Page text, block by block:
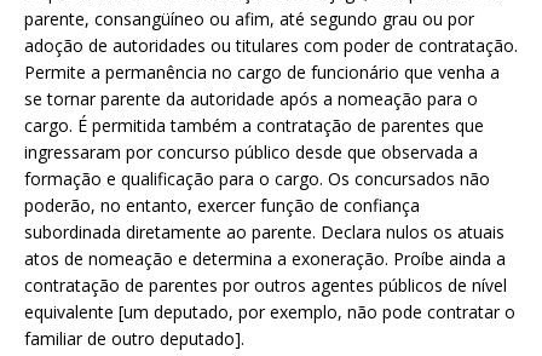
parente, consangüíneo ou afim, até segundo grau ou por
adoção de autoridades ou titulares com poder de contratação.
Permite a permanência no cargo de funcionário que venha a
se tornar parente da autoridade após a nomeação para o
cargo. É permitida também a contratação de parentes que
ingressaram por concurso público desde que observada a
formação e qualificação para o cargo. Os concursados não
poderão, no entanto, exercer função de confiança
subordinada diretamente ao parente. Declara nulos os atuais
atos de nomeação e determina a exoneração. Proíbe ainda a
contratação de parentes por outros agentes públicos de nível
equivalente [um deputado, por exemplo, não pode contratar o
familiar de outro deputado].